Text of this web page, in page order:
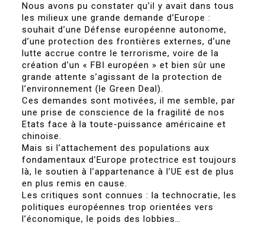
Nous avons pu constater qu’il y avait dans tous
les milieux une grande demande d’Europe :
souhait d’une Défense européenne autonome,
d’une protection des frontières externes, d’une
lutte accrue contre le terrorisme, voire de la
création d’un « FBI européen » et bien sûr une
grande attente s’agissant de la protection de
l’environnement (le Green Deal).
Ces demandes sont motivées, il me semble, par
une prise de conscience de la fragilité de nos
Etats face à la toute-puissance américaine et
chinoise.
Mais si l’attachement des populations aux
fondamentaux d’Europe protectrice est toujours
là, le soutien à l’appartenance à l’UE est de plus
en plus remis en cause.
Les critiques sont connues : la technocratie, les
politiques européennes trop orientées vers
l’économique, le poids des lobbies…